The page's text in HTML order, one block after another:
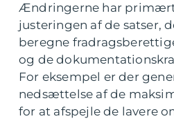
Ændringerne har
justeringen af de satser,
beregne
og de
For eksempel er der
nedsættelse af de
for at afspejle de lavere